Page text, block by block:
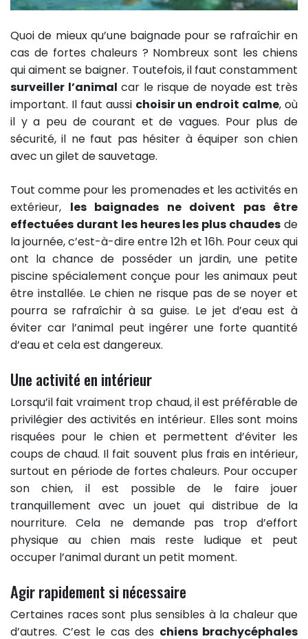
Quoi de mieux qu’une baignade pour se rafraîchir en
cas de fortes chaleurs ? Nombreux sont les chiens
qui aiment se baigner. Toutefois, il faut constamment
surveiller l’animal car le risque de noyade est très
important. Il faut aussi choisir un endroit calme, où
il y a peu de courant et de vagues. Pour plus de
sécurité, il ne faut pas hésiter à équiper son chien
avec un gilet de sauvetage.
Tout comme pour les promenades et les activités en
extérieur, les baignades ne doivent pas être
effectuées durant les heures les plus chaudes de
la journée, c’est-à-dire entre 12h et 16h. Pour ceux qui
ont la chance de posséder un jardin, une petite
piscine spécialement conçue pour les animaux peut
être installée. Le chien ne risque pas de se noyer et
pourra se rafraîchir à sa guise. Le jet d’eau est à
éviter car l’animal peut ingérer une forte quantité
d’eau et cela est dangereux.
Une activité en intérieur
Lorsqu’il fait vraiment trop chaud, il est préférable de
privilégier des activités en intérieur. Elles sont moins
risquées pour le chien et permettent d’éviter les
coups de chaud. Il fait souvent plus frais en intérieur,
surtout en période de fortes chaleurs. Pour occuper
son chien, il est possible de le faire jouer
tranquillement avec un jouet qui distribue de la
nourriture. Cela ne demande pas trop d’effort
physique au chien mais reste ludique et peut
occuper l’animal durant un petit moment.
Agir rapidement si nécessaire
Certaines races sont plus sensibles à la chaleur que
d’autres. C’est le cas des chiens brachycéphales